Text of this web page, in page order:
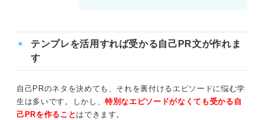
テンプレを活用すれば受かる自己PR文が作れま
す
自己PRのネタを決めても、それを裏付けるエピソードに悩む学
生は多いです。しかし、特別なエピソードがなくても受かる自
己PRを作ること はできます。